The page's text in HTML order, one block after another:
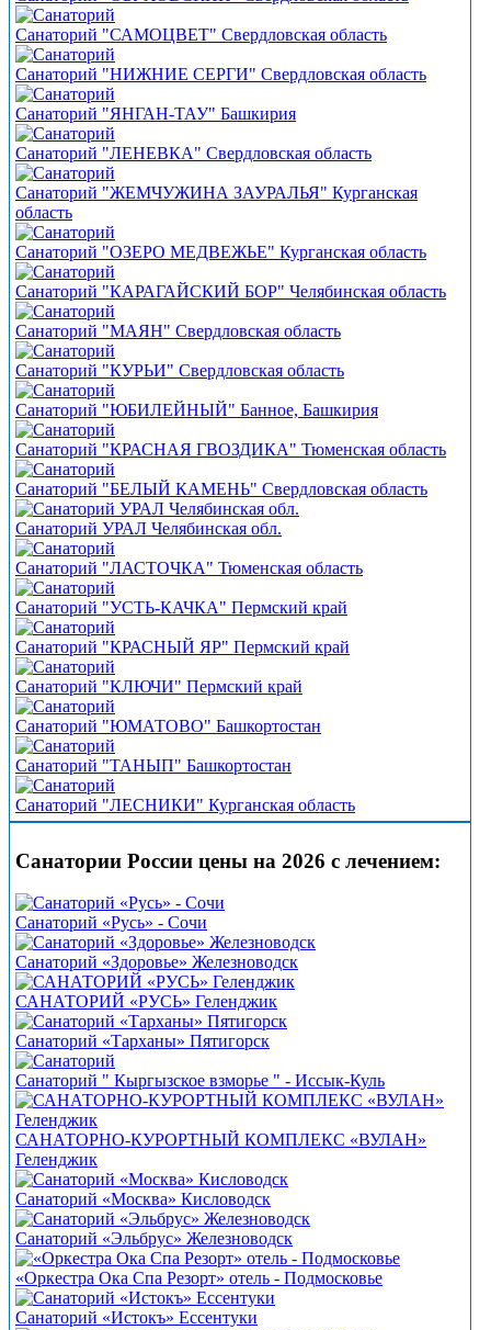
Санаторий "САМОЦВЕТ" Свердловская область
Санаторий "НИЖНИЕ СЕРГИ" Свердловская область
Санаторий "ЯНГАН-ТАУ" Башкирия
Санаторий "ЛЕНЕВКА" Свердловская область
Санаторий "ЖЕМЧУЖИНА ЗАУРАЛЬЯ" Курганская
область
Санаторий "ОЗЕРО МЕДВЕЖЬЕ" Курганская область
Санаторий "КАРАГАЙСКИЙ БОР" Челябинская область
Санаторий "МАЯН" Свердловская область
Санаторий "КУРЬИ" Свердловская область
Санаторий "ЮБИЛЕЙНЫЙ" Банное, Башкирия
Санаторий "КРАСНАЯ ГВОЗДИКА" Тюменская область
Санаторий "БЕЛЫЙ КАМЕНЬ" Свердловская область
Санаторий УРАЛ Челябинская обл.
Санаторий "ЛАСТОЧКА" Тюменская область
Санаторий "УСТЬ-КАЧКА" Пермский край
Санаторий "КРАСНЫЙ ЯР" Пермский край
Санаторий "КЛЮЧИ" Пермский край
Санаторий "ЮМАТОВО" Башкортостан
Санаторий "ТАНЫП" Башкортостан
Санаторий "ЛЕСНИКИ" Курганская область
Санатории России цены на 2026 с лечением:
Санаторий «Русь» - Сочи
Санаторий «Здоровье» Железноводск
САНАТОРИЙ «РУСЬ» Геленджик
Санаторий «Тарханы» Пятигорск
Санаторий " Кыргызское взморье " - Иссык-Куль
САНАТОРНО-КУРОРТНЫЙ КОМПЛЕКС «ВУЛАН»
Геленджик
Санаторий «Москва» Кисловодск
Санаторий «Эльбрус» Железноводск
«Оркестра Ока Спа Резорт» отель - Подмосковье
Санаторий «Истокъ» Ессентуки